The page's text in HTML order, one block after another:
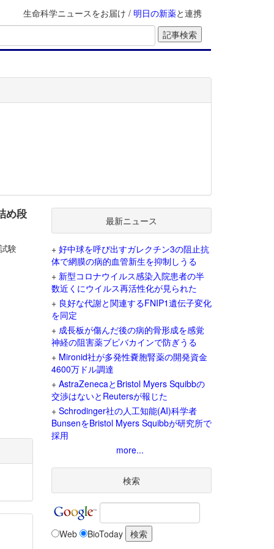
生命科学ニュースをお届け / 明日の新薬と連携
め段
験
最新ニュース
+ 好中球を呼び出すガレクチン3の阻止抗
体で網膜の病的血管新生を抑制しうる
+ 新型コロナウイルス感染入院患者の半
数近くにウイルス再活性化が見られた
+ 良好な代謝と関連するFNIP1遺伝子変化
を同定
+ 成長板が傷んだ後の病的骨形成を感覚
神経の阻害薬ブピバカインで防ぎうる
+ Mironid社が多発性嚢胞腎薬の開発資金
4600万ドル調達
+ AstraZenecaとBristol Myers Squibbの
交渉はないとReutersが報じた
+ Schrodinger社の人工知能(AI)科学者
BunsenをBristol Myers Squibbが研究所で
採用
more...
検索
Web BioToday